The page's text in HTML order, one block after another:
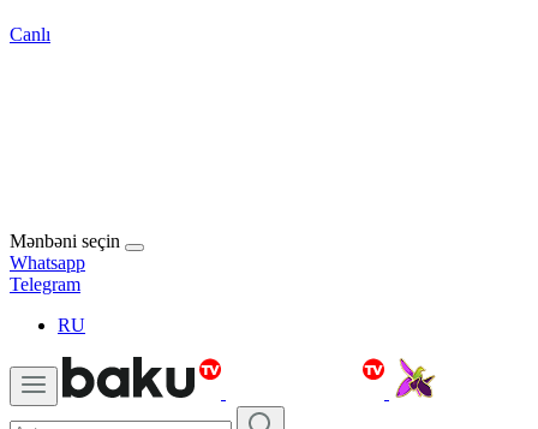
Canlı
Mənbəni seçin
Whatsapp
Telegram
RU